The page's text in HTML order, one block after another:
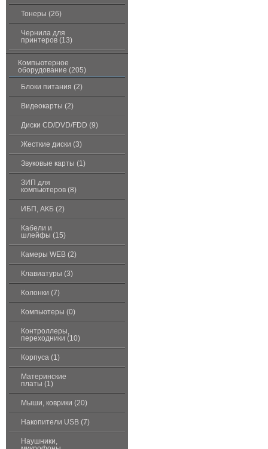
Тонеры (26)
Чернила для
принтеров (13)
Компьютерное
оборудование (205)
Блоки питания (2)
Видеокарты (2)
Диски CD/DVD/FDD (9)
Жесткие диски (3)
Звуковые карты (1)
ЗИП для
компьютеров (8)
ИБП, АКБ (2)
Кабели и
шлейфы (15)
Камеры WEB (2)
Клавиатуры (3)
Колонки (7)
Компьютеры (0)
Контроллеры,
переходники (10)
Корпуса (1)
Материнские
платы (1)
Мыши, коврики (20)
Накопители USB (7)
Наушники,